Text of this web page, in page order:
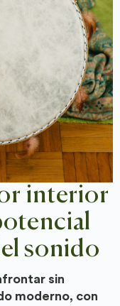
interior
sonido
sin
moderno, con